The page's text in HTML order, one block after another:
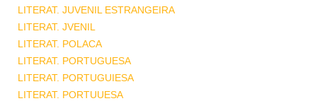
LITERAT. JUVENIL ESTRANGEIRA
LITERAT. JVENIL
LITERAT. POLACA
LITERAT. PORTUGUESA
LITERAT. PORTUGUIESA
LITERAT. PORTUUESA